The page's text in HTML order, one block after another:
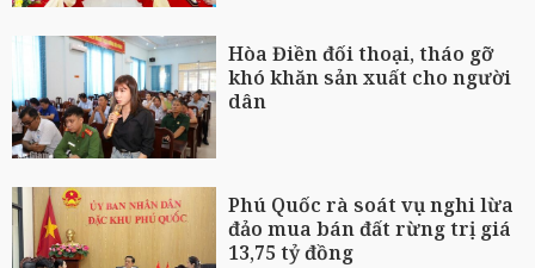
Hòa Điền đối thoại, tháo gỡ
khó khăn sản xuất cho người
dân
Phú Quốc rà soát vụ nghi lừa
đảo mua bán đất rừng trị giá
13,75 tỷ đồng